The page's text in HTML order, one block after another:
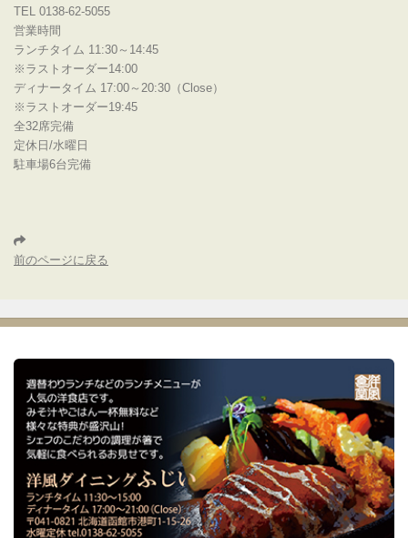
TEL 0138-62-5055
営業時間
ランチタイム 11:30～14:45
※ラストオーダー14:00
ディナータイム 17:00～20:30（Close）
※ラストオーダー19:45
全32席完備
定休日/水曜日
駐車場6台完備
前のページに戻る